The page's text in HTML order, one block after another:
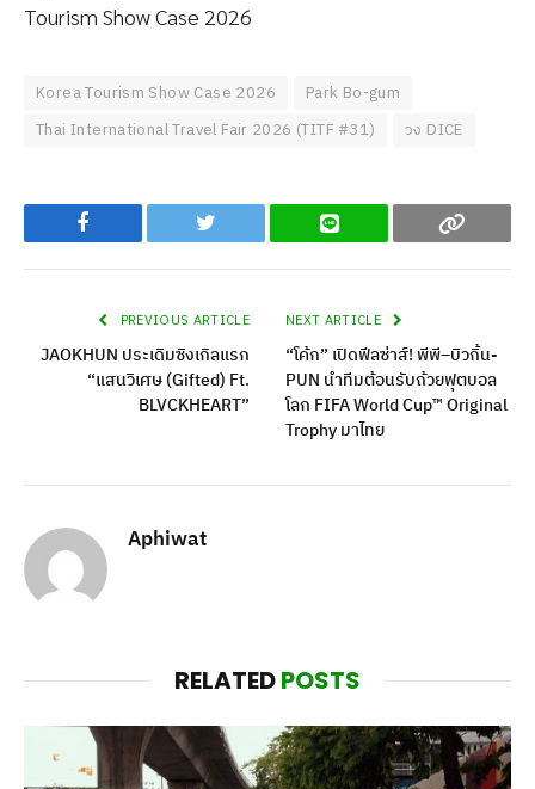
Tourism Show Case 2026
Korea Tourism Show Case 2026
Park Bo-gum
Thai International Travel Fair 2026 (TITF #31)
วง DICE
Facebook Twitter Line Copy
PREVIOUS ARTICLE
JAOKHUN ประเดิมซิงเกิลแรก
“แสนวิเศษ (Gifted) Ft.
BLVCKHEART”
NEXT ARTICLE
“โค้ก” เปิดฟีลซ่าส์! พีพี–บิวกิ้น-
PUN นำทีมต้อนรับถ้วยฟุตบอล
โลก FIFA World Cup™ Original
Trophy มาไทย
Aphiwat
RELATEDPOSTS